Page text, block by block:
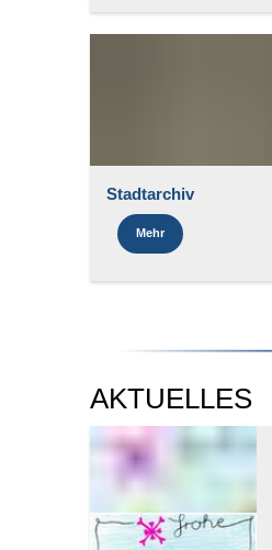
Stadtarchiv
Mehr
AKTUELLES